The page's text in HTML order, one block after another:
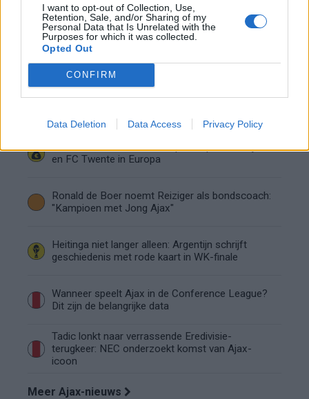
I want to opt-out of Collection, Use,
Retention, Sale, and/or Sharing of my
Personal Data that Is Unrelated with the
Purposes for which it was collected.
Opted Out
CONFIRM
Data Deletion Data Access Privacy Policy
ruime zege op Vojvodina
Dusan Tadic kijkt met bijzondere gevoelens naar
Ajax - Vojvodina
Zo veranderde de relatie tussen Rafael van der
Zoveel staat er financieel op het spel voor Ajax
en FC Twente in Europa
Ronald de Boer noemt Reiziger als bondscoach:
"Kampioen met Jong Ajax"
Heitinga niet langer alleen: Argentijn schrijft
geschiedenis met rode kaart in WK-finale
Wanneer speelt Ajax in de Conference League?
Dit zijn de belangrijke data
Tadic lonkt naar verrassende Eredivisie-
terugkeer: NEC onderzoekt komst van Ajax-
icoon
Meer Ajax-nieuws